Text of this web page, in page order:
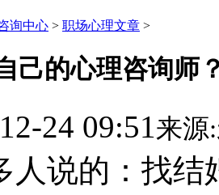
询中心 > 职场心理文章 >
己的心理咨询师
24 09:51来源:
人说的：找结